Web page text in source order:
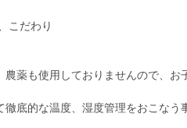
こだわり
農薬も使用しておりませんので、お
徹底的な温度、湿度管理をおこな